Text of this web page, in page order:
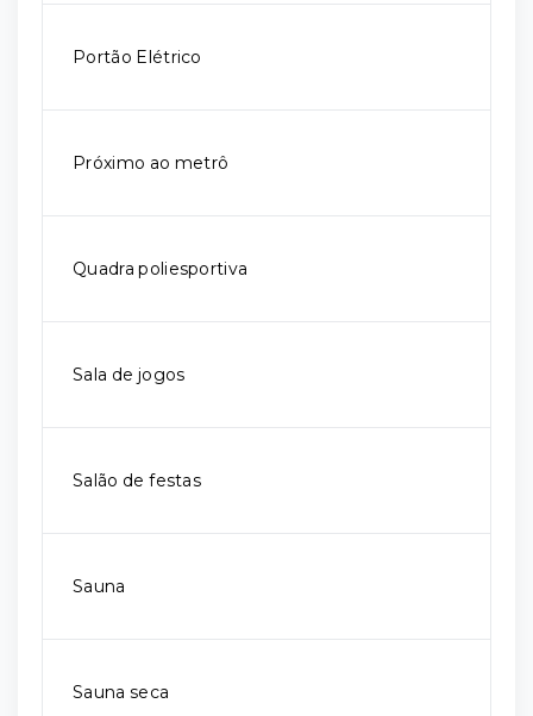
Portão Elétrico
Próximo ao metrô
Quadra poliesportiva
Sala de jogos
Salão de festas
Sauna
Sauna seca